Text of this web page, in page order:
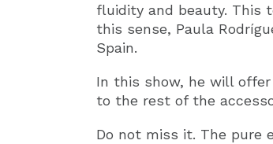
fluidity and beauty. This
this sense, Paula
Spain.
In this show, he will
to the rest of the
Do not miss it. The pure